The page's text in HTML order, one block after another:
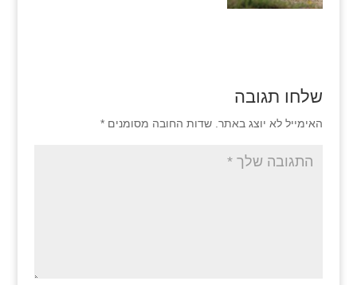
שלחו תגובה
האימייל לא יוצג באתר. שדות החובה מסומנים *